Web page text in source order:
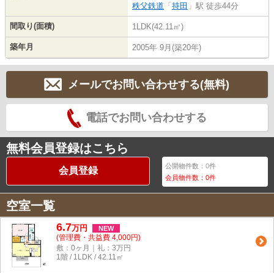
秩父鉄道 「 持田 」駅 徒歩44分
間取り(面積) 1LDK(42.11㎡)
築年月 2005年 9月(築20年)
メールでお問い合わせする(無料)
電話でお問い合わせする
無料会員登録はこちら
会員登録 公開物件数：0件
会員物件数：0件
空室一覧
6.7万円 NEW
(管理費・共益費 4,000円)
敷：0ヶ月｜礼：3万円
1階 / 1LDK / 42.11㎡